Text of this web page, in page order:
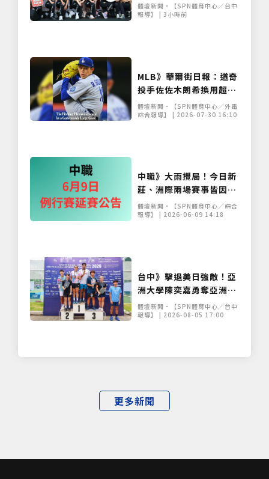
更多新聞
展堅實體態 World Gym
盛事移師台中開戰
體壇新聞•【SPN體育中心／台中
報導】 | 3小時前
MLB》華爾街日報：道奇
投手佐佐木朗希換用超大
手套 改善球路遭破解問題
體壇新聞•【SPN體育中心／外電
綜合報導】 | 2026-07-30 16:10
中職》大雨攪局！今日新
莊、洲際兩場賽事皆因雨
延賽 補賽日程出爐
體壇新聞•【SPN體育中心／綜合
報導】 | 2026-06-09 14:18
台中》擊退美日強敵！亞
洲大學陳奕嘉勇奪亞洲匹
克球賽雙牌 10月挺進美
國世界賽
體壇新聞•【SPN體育中心／台中
報導】 | 2026-08-05 17:00